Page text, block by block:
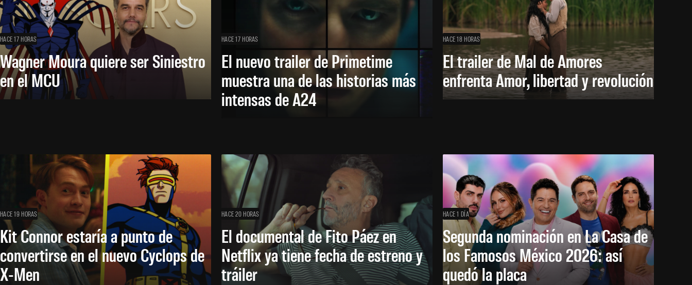
HACE 17 HORAS
Wagner Moura quiere ser Siniestro
en el MCU
HACE 17 HORAS
El nuevo trailer de Primetime
muestra una de las historias más
intensas de A24
HACE 18 HORAS
El trailer de Mal de Amores
enfrenta Amor, libertad y revolución
HACE 19 HORAS
Kit Connor estaría a punto de
convertirse en el nuevo Cyclops de
X-Men
HACE 20 HORAS
El documental de Fito Páez en
Netflix ya tiene fecha de estreno y
tráiler
HACE 1 DÍA
Segunda nominación en La Casa de
los Famosos México 2026: así
quedó la placa